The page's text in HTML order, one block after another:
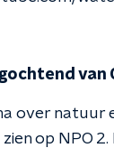
van
over natuur
op NPO 2.